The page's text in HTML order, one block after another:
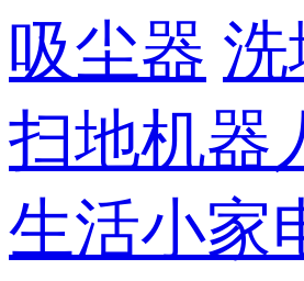
吸尘器
扫地机器
生活小家